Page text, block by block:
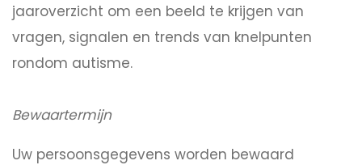
jaaroverzicht om een beeld te krijgen van
vragen, signalen en trends van knelpunten
rondom autisme.
Bewaartermijn
Uw persoonsgegevens worden bewaard